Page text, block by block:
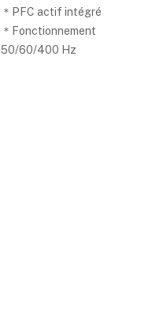
＊PFC actif intégré
＊Fonctionnement
50/60/400 Hz